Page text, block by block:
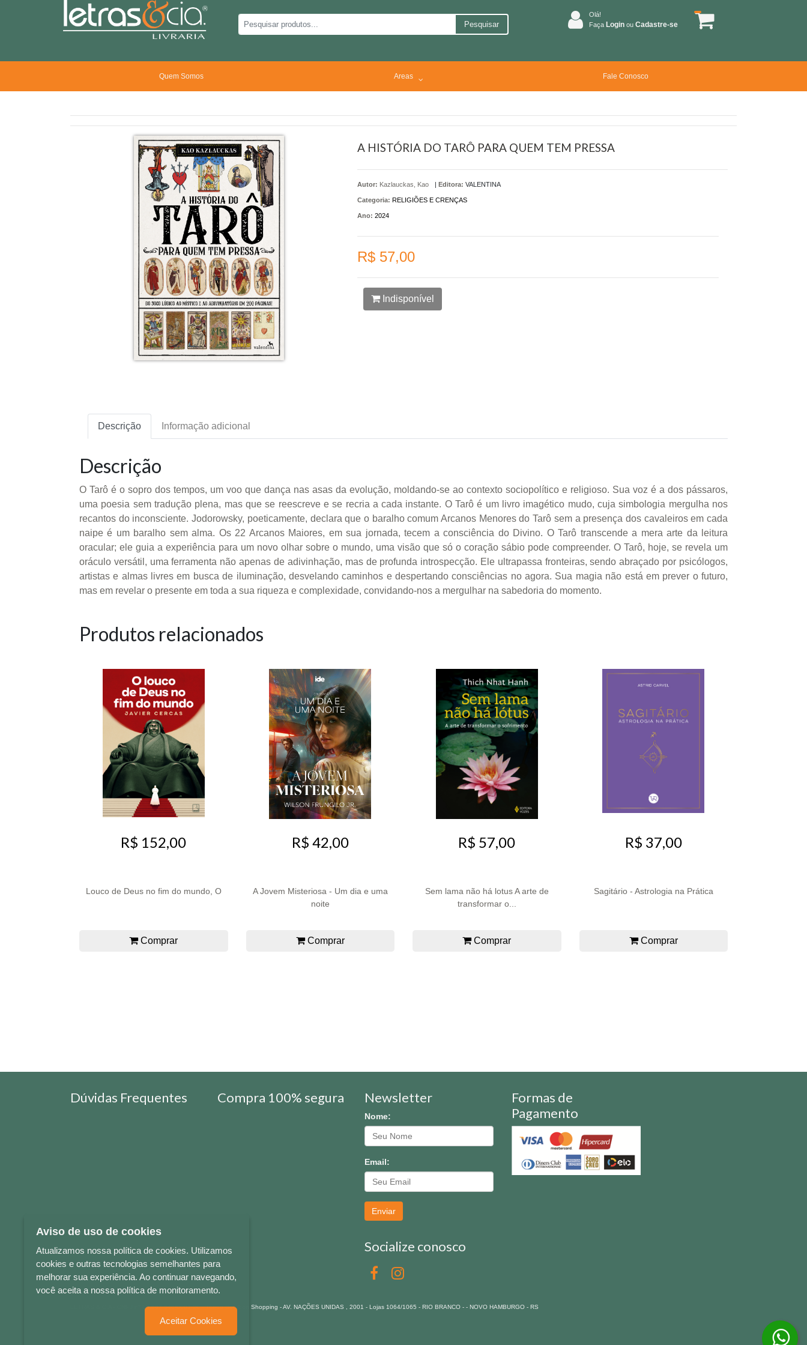
Pesquisar
Olá!
Faça Login ou Cadastre-se
Quem Somos Areas Fale Conosco
A HISTÓRIA DO TARÔ PARA QUEM TEM PRESSA
Autor: Kazlauckas, Kao | Editora: VALENTINA
Categoria: RELIGIÕES E CRENÇAS
Ano: 2024
R$ 57,00
Indisponível
Descrição Informação adicional
Descrição
O Tarô é o sopro dos tempos, um voo que dança nas asas da evolução, moldando-se ao contexto sociopolítico e religioso. Sua voz é a dos pássaros,
uma poesia sem tradução plena, mas que se reescreve e se recria a cada instante. O Tarô é um livro imagético mudo, cuja simbologia mergulha nos
recantos do inconsciente. Jodorowsky, poeticamente, declara que o baralho comum Arcanos Menores do Tarô sem a presença dos cavaleiros em cada
naipe é um baralho sem alma. Os 22 Arcanos Maiores, em sua jornada, tecem a consciência do Divino. O Tarô transcende a mera arte da leitura
oracular; ele guia a experiência para um novo olhar sobre o mundo, uma visão que só o coração sábio pode compreender. O Tarô, hoje, se revela um
oráculo versátil, uma ferramenta não apenas de adivinhação, mas de profunda introspecção. Ele ultrapassa fronteiras, sendo abraçado por psicólogos,
artistas e almas livres em busca de iluminação, desvelando caminhos e despertando consciências no agora. Sua magia não está em prever o futuro,
mas em revelar o presente em toda a sua riqueza e complexidade, convidando-nos a mergulhar na sabedoria do momento.
Produtos relacionados
R$ 152,00
Louco de Deus no fim do mundo, O
Comprar
R$ 42,00
A Jovem Misteriosa - Um dia e uma
noite
Comprar
R$ 57,00
Sem lama não há lotus A arte de
transformar o...
Comprar
R$ 37,00
Sagitário - Astrologia na Prática
Comprar
Dúvidas Frequentes Compra 100% segura Newsletter
Nome:
Email:
Enviar
Socialize conosco
Formas de
Pagamento
LETRAS & CIA - CNPJ n° 88.587.548/0001-20 - Térreo Bourbon Shopping - AV. NAÇÕES UNIDAS , 2001 - Lojas 1064/1065 - RIO BRANCO - - NOVO HAMBURGO - RS
Aviso de uso de cookies
Atualizamos nossa política de cookies. Utilizamos
cookies e outras tecnologias semelhantes para
melhorar sua experiência. Ao continuar navegando,
você aceita a nossa política de monitoramento.
Aceitar Cookies